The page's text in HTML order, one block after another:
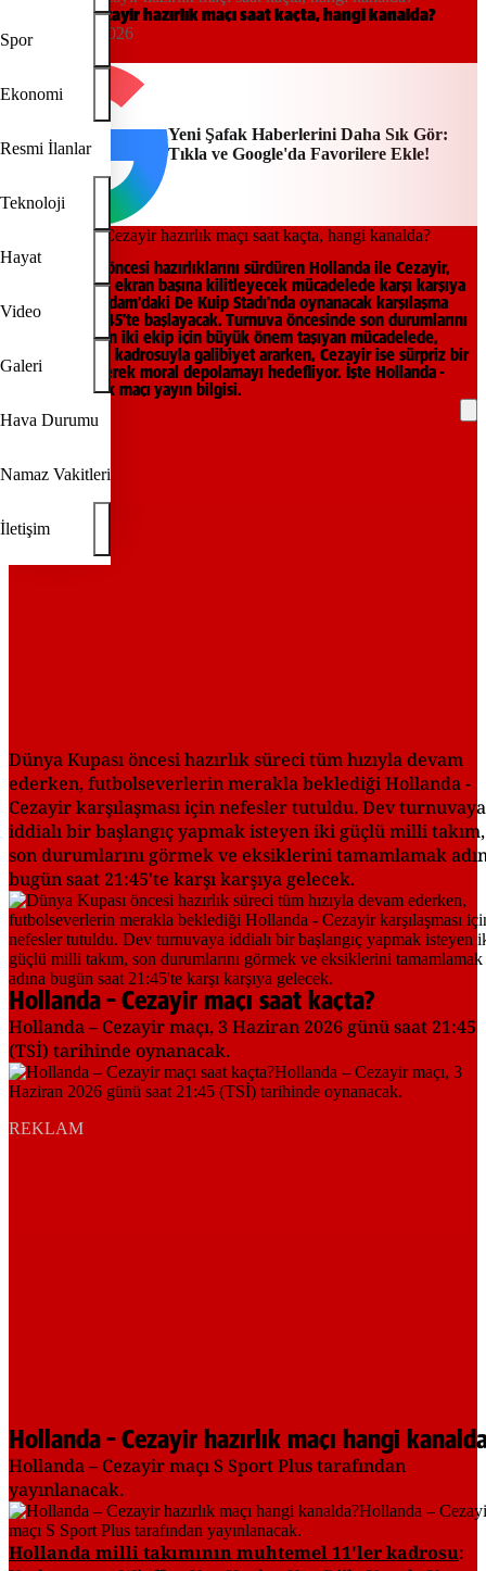
Spor
Ekonomi
Resmi İlanlar
Teknoloji
Hayat
Video
Galeri
Hava Durumu
Namaz Vakitleri
İletişim
Hollanda - Cezayir hazırlık maçı saat kaçta, hangi kanalda?
11:44, 03/06/2026
Yeni Şafak
Yeni Şafak Haberlerini Daha Sık Gör:
Tıkla ve Google'da Favorilere Ekle!
Dünya Kupası öncesi hazırlıklarını sürdüren Hollanda ile Cezayir,
futbolseverleri ekran başına kilitleyecek mücadelede karşı karşıya
geliyor. Rotterdam'daki De Kuip Stadı'nda oynanacak karşılaşma
bugün saat 21.45'te başlayacak. Turnuva öncesinde son durumlarını
görmek isteyen iki ekip için büyük önem taşıyan mücadelede,
Hollanda güçlü kadrosuyla galibiyet ararken, Cezayir ise sürpriz bir
sonuç elde ederek moral depolamayı hedefliyor. İşte Hollanda -
Cezayir hazırlık maçı yayın bilgisi.
Dünya Kupası öncesi hazırlık süreci tüm hızıyla devam
ederken, futbolseverlerin merakla beklediği Hollanda -
Cezayir karşılaşması için nefesler tutuldu. Dev turnuvaya
iddialı bir başlangıç yapmak isteyen iki güçlü milli takım,
son durumlarını görmek ve eksiklerini tamamlamak
bugün saat 21:45'te karşı karşıya gelecek.
Hollanda – Cezayir maçı saat kaçta?
Hollanda – Cezayir maçı, 3 Haziran 2026 günü saat 21:45
(TSİ) tarihinde oynanacak.
REKLAM
Hollanda – Cezayir hazırlık maçı hangi
Hollanda – Cezayir maçı S Sport Plus tarafından
yayınlanacak.
Hollanda milli takımının muhtemel 11'ler kadrosu: